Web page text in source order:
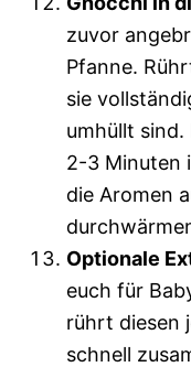
zuvor
Pfanne.
sie
umhüllt
2-3 Minuten
die Aromen
Optionale
euch für
rührt diesen
schnell